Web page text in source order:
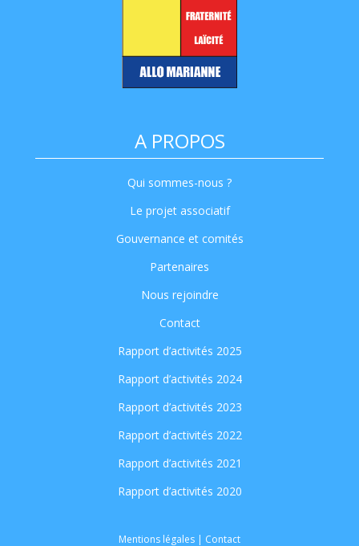
A PROPOS
Qui sommes-nous ?
Le projet associatif
Gouvernance et comités
Partenaires
Nous rejoindre
Contact
Rapport d’activités 2025
Rapport d’activités 2024
Rapport d’activités 2023
Rapport d’activités 2022
Rapport d’activités 2021
Rapport d’activités 2020
Mentions légales | Contact